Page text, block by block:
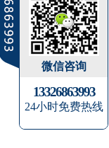
微信咨询
13326863993
24小时免费热线